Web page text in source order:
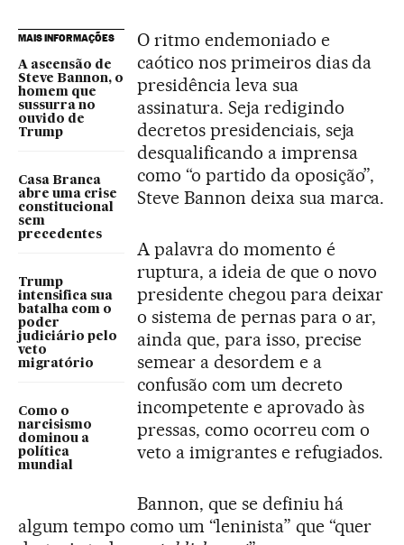
MAIS INFORMAÇÕES
A ascensão de
Steve Bannon, o
homem que
sussurra no
ouvido de
Trump
Casa Branca
abre uma crise
constitucional
sem
precedentes
Trump
intensifica sua
batalha com o
poder
judiciário pelo
veto
migratório
Como o
narcisismo
dominou a
política
mundial
O ritmo endemoniado e
caótico nos primeiros dias da
presidência leva sua
assinatura. Seja redigindo
decretos presidenciais, seja
desqualificando a imprensa
como “o partido da oposição”,
Steve Bannon deixa sua marca.
A palavra do momento é
ruptura, a ideia de que o novo
presidente chegou para deixar
o sistema de pernas para o ar,
ainda que, para isso, precise
semear a desordem e a
confusão com um decreto
incompetente e aprovado às
pressas, como ocorreu com o
veto a imigrantes e refugiados.
Bannon, que se definiu há
algum tempo como um “leninista” que “quer